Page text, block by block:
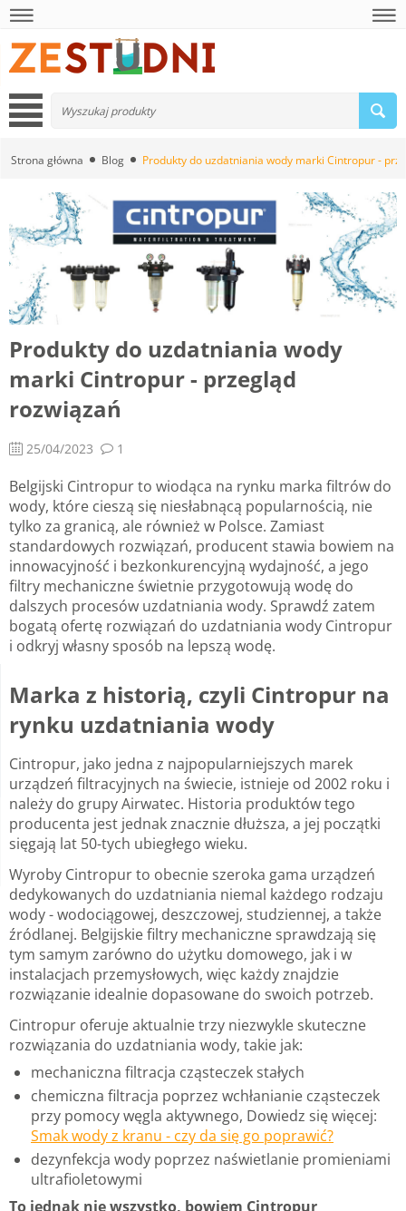
Strona główna Blog Produkty do uzdatniania wody marki Cintropur -
Produkty do uzdatniania wody
marki Cintropur - przegląd
rozwiązań
25/04/2023 1
Belgijski Cintropur to wiodąca na rynku marka filtrów do
wody, które cieszą się niesłabnącą popularnością, nie
tylko za granicą, ale również w Polsce. Zamiast
standardowych rozwiązań, producent stawia bowiem na
innowacyjność i bezkonkurencyjną wydajność, a jego
filtry mechaniczne świetnie przygotowują wodę do
dalszych procesów uzdatniania wody. Sprawdź zatem
bogatą ofertę rozwiązań do uzdatniania wody Cintropur
i odkryj własny sposób na lepszą wodę.
Marka z historią, czyli Cintropur na
rynku uzdatniania wody
Cintropur, jako jedna z najpopularniejszych marek
urządzeń filtracyjnych na świecie, istnieje od 2002 roku i
należy do grupy Airwatec. Historia produktów tego
producenta jest jednak znacznie dłuższa, a jej początki
sięgają lat 50-tych ubiegłego wieku.
Wyroby Cintropur to obecnie szeroka gama urządzeń
dedykowanych do uzdatniania niemal każdego rodzaju
wody - wodociągowej, deszczowej, studziennej, a także
źródlanej. Belgijskie filtry mechaniczne sprawdzają się
tym samym zarówno do użytku domowego, jak i w
instalacjach przemysłowych, więc każdy znajdzie
rozwiązanie idealnie dopasowane do swoich potrzeb.
Cintropur oferuje aktualnie trzy niezwykle skuteczne
rozwiązania do uzdatniania wody, takie jak:
mechaniczna filtracja cząsteczek stałych
chemiczna filtracja poprzez wchłanianie cząsteczek
przy pomocy węgla aktywnego, Dowiedz się więcej:
Smak wody z kranu - czy da się go poprawić?
dezynfekcja wody poprzez naświetlanie promieniami
ultrafioletowymi
To jednak nie wszystko, bowiem Cintropur